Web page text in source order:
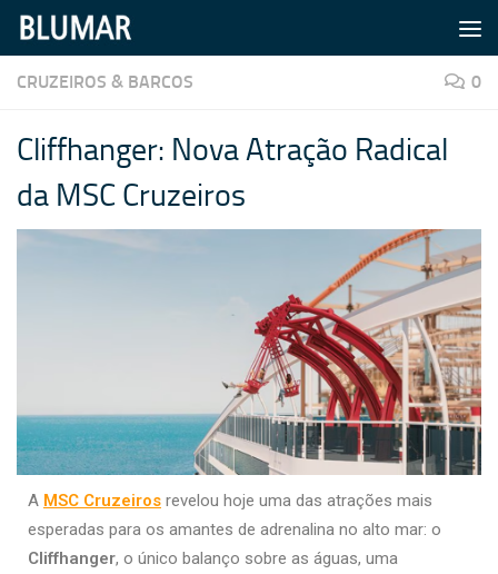
Skip to content
CRUZEIROS & BARCOS 0
Cliffhanger: Nova Atração Radical
da MSC Cruzeiros
A MSC Cruzeiros revelou hoje uma das atrações mais
esperadas para os amantes de adrenalina no alto mar: o
Cliffhanger, o único balanço sobre as águas, uma